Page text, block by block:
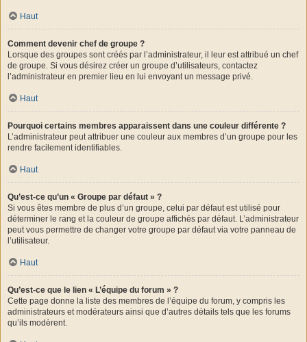
Haut
Comment devenir chef de groupe ?
Lorsque des groupes sont créés par l’administrateur, il leur est attribué un chef
de groupe. Si vous désirez créer un groupe d’utilisateurs, contactez
l’administrateur en premier lieu en lui envoyant un message privé.
Haut
Pourquoi certains membres apparaissent dans une couleur différente ?
L’administrateur peut attribuer une couleur aux membres d’un groupe pour les
rendre facilement identifiables.
Haut
Qu’est-ce qu’un « Groupe par défaut » ?
Si vous êtes membre de plus d’un groupe, celui par défaut est utilisé pour
déterminer le rang et la couleur de groupe affichés par défaut. L’administrateur
peut vous permettre de changer votre groupe par défaut via votre panneau de
l’utilisateur.
Haut
Qu’est-ce que le lien « L’équipe du forum » ?
Cette page donne la liste des membres de l’équipe du forum, y compris les
administrateurs et modérateurs ainsi que d’autres détails tels que les forums
qu’ils modèrent.